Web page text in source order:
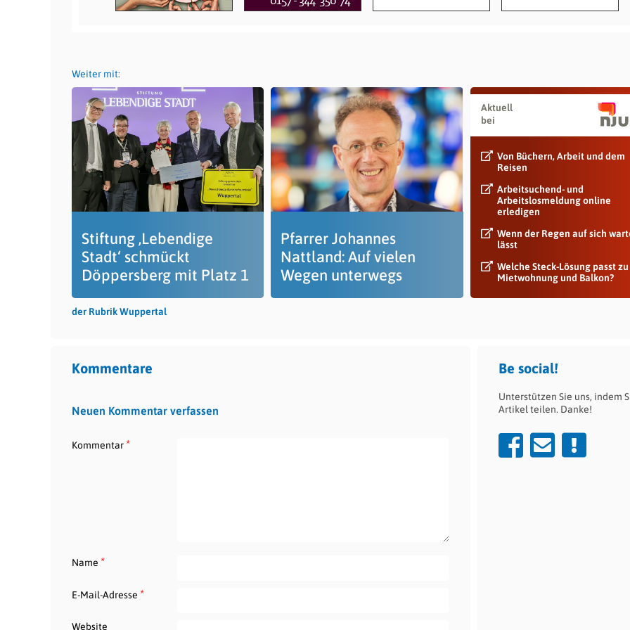
Weiter mit:
Stiftung ‚Lebendige
Stadt‘ schmückt
Döppersberg mit Platz 1
Pfarrer Johannes
Nattland: Auf vielen
Wegen unterwegs
Aktuell
bei
Von Büchern, Arbeit und dem
Reisen
Arbeitsuchend- und
Arbeitslosmeldung online
erledigen
Wenn der Regen auf sich
lässt
Welche Steck-Lösung passt zu
Mietwohnung und Balkon?
der Rubrik Wuppertal
Kommentare
Neuen Kommentar verfassen
Kommentar*
Name *
E-Mail-Adresse *
Website
Be social!
Unterstützen Sie uns, indem
Artikel teilen. Danke!